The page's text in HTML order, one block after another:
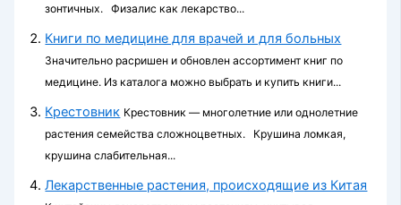
зонтичных. Физалис как лекарство...
Книги по медицине для врачей и для больных
Значительно расришен и обновлен ассортимент книг по
медицине. Из каталога можно выбрать и купить книги...
Крестовник Крестовник — многолетние или однолетние
растения семейства сложноцветных. Крушина ломкая,
крушина слабительная...
Лекарственные растения, происходящие из Китая